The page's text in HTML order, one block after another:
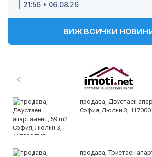
21:56 • 06.08.26
ВИЖ ВСИЧКИ
продава, Двустаен
София, Люлин 3, 117000
продава, Тристаен